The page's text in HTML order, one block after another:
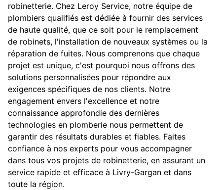
robinetterie. Chez Leroy Service, notre équipe de
plombiers qualifiés est dédiée à fournir des services
de haute qualité, que ce soit pour le remplacement
de robinets, l'installation de nouveaux systèmes ou la
réparation de fuites. Nous comprenons que chaque
projet est unique, c'est pourquoi nous offrons des
solutions personnalisées pour répondre aux
exigences spécifiques de nos clients. Notre
engagement envers l'excellence et notre
connaissance approfondie des dernières
technologies en plomberie nous permettent de
garantir des résultats durables et fiables. Faites
confiance à nos experts pour vous accompagner
dans tous vos projets de robinetterie, en assurant un
service rapide et efficace à Livry-Gargan et dans
toute la région.